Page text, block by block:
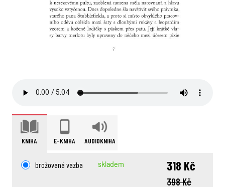
KNIHA E-KNIHA AUDIOKNIHA
brožovaná vazba skladem
398 Kč
318 Kč